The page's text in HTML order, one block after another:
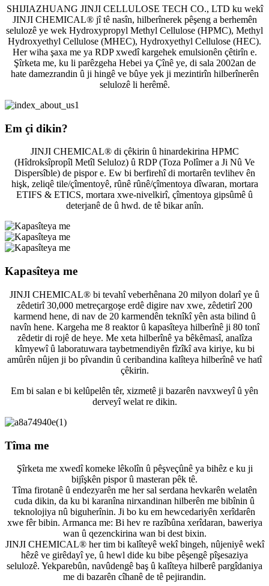
SHIJIAZHUANG JINJI CELLULOSE TECH CO., LTD ku wekî
JINJI CHEMICAL® jî tê nasîn, hilberînerek pêşeng a berhemên
selulozê ye wek Hydroxypropyl Methyl Cellulose (HPMC), Methyl
Hydroxyethyl Cellulose (MHEC), Hydroxyethyl Cellulose (HEC).
Her wiha şaxa me ya RDP xwedî kargehek emulsionên çêtirîn e.
Şîrketa me, ku li parêzgeha Hebei ya Çînê ye, di sala 2002an de
hate damezrandin û ji hingê ve bûye yek ji mezintirîn hilberînerên
selulozê li herêmê.
Em çi dikin?
JINJI CHEMICAL® di çêkirin û hinardekirina HPMC
(Hîdroksîpropîl Metîl Seluloz) û RDP (Toza Polîmer a Ji Nû Ve
Dispersîble) de pispor e. Ew bi berfirehî di mortarên tevlihev ên
hişk, zeliqê tile/çîmentoyê, rûnê rûnê/çîmentoya dîwaran, mortara
ETIFS & ETICS, mortara xwe-nivelkirî, çîmentoya gipsûmê û
deterjanê de û hwd. de tê bikar anîn.
Kapasîteya me
JINJI CHEMICAL® bi tevahî veberhênana 20 milyon dolarî ye û
zêdetirî 30,000 metreçargoşe erdê digire nav xwe, zêdetirî 200
karmend hene, di nav de 20 karmendên teknîkî yên asta bilind û
navîn hene. Kargeha me 8 reaktor û kapasîteya hilberînê ji 80 tonî
zêdetir di rojê de heye. Me xeta hilberînê ya bêkêmasî, analîza
kîmyewî û laboratuwara taybetmendiyên fîzîkî ava kiriye, ku bi
amûrên nûjen ji bo pîvandin û ceribandina kalîteya hilberînê ve hatî
çêkirin.
Em bi salan e bi kelûpelên têr, xizmetê ji bazarên navxweyî û yên
derveyî welat re dikin.
Tîma me
Şîrketa me xwedî komeke lêkolîn û pêşveçûnê ya bihêz e ku ji
bijîşkên pispor û masteran pêk tê.
Tîma firotanê û endezyarên me her sal serdana hevkarên welatên
cuda dikin, da ku bi karanîna nirxandinan hilberên me bibînin û
teknolojiya nû biguherînin. Ji bo ku em hewcedariyên xerîdarên
xwe fêr bibin. Armanca me: Bi hev re razîbûna xerîdaran, baweriya
wan û qezenckirina wan bi dest bixin.
JINJI CHEMICAL® her tim bi kalîteyê wekî bingeh, nûjeniyê wekî
hêzê ve girêdayî ye, û hewl dide ku bibe pêşengê pîşesaziya
selulozê. Yekparebûn, navûdengê baş û kalîteya hilberê pargîdaniya
me di bazarên cîhanê de tê pejirandin.